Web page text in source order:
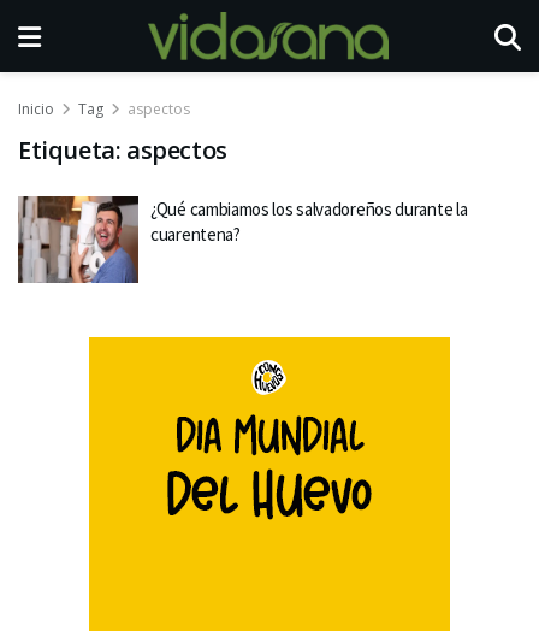
Inicio Tag aspectos
Etiqueta: aspectos
¿Qué cambiamos los salvadoreños durante la
cuarentena?